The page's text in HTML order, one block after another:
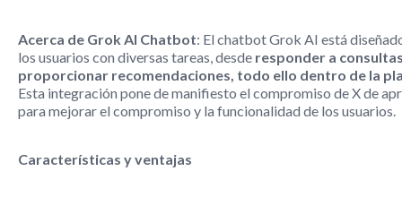
Acerca de Grok AI Chatbot: El chatbot Grok AI está
los usuarios con diversas tareas, desde responder a
proporcionar recomendaciones, todo ello dentro de la
Esta integración pone de manifiesto el compromiso de X de
para mejorar el compromiso y la funcionalidad de los usuarios.
Características y ventajas